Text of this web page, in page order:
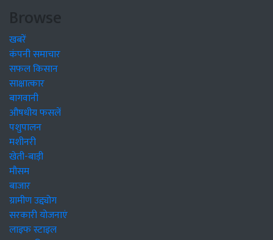
Browse
खबरें
कंपनी समाचार
सफल किसान
साक्षात्कार
बागवानी
औषधीय फसलें
पशुपालन
मशीनरी
खेती-बाड़ी
मौसम
बाजार
ग्रामीण उद्द्योग
सरकारी योजनाएं
लाइफ स्टाइल